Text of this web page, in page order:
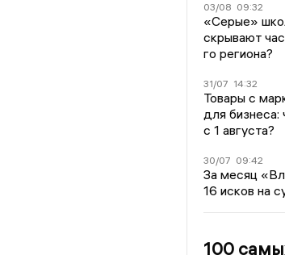
03/08 09:32
«Серые»
скрывают
го региона?
31/07 14:32
Товары с
для бизнеса:
с 1 августа?
30/07 09:42
За месяц
16 исков на
100